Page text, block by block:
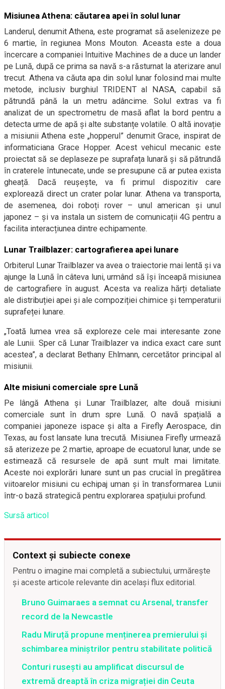
Misiunea Athena: căutarea apei în solul lunar
Landerul, denumit Athena, este programat să aselenizeze pe
6 martie, în regiunea Mons Mouton. Aceasta este a doua
încercare a companiei Intuitive Machines de a duce un lander
pe Lună, după ce prima sa navă s-a răsturnat la aterizare anul
trecut. Athena va căuta apa din solul lunar folosind mai multe
metode, inclusiv burghiul TRIDENT al NASA, capabil să
pătrundă până la un metru adâncime. Solul extras va fi
analizat de un spectrometru de masă aflat la bord pentru a
detecta urme de apă și alte substanțe volatile. O altă inovație
a misiunii Athena este „hopperul” denumit Grace, inspirat de
informaticiana Grace Hopper. Acest vehicul mecanic este
proiectat să se deplaseze pe suprafața lunară și să pătrundă
în craterele întunecate, unde se presupune că ar putea exista
gheață. Dacă reușește, va fi primul dispozitiv care
explorează direct un crater polar lunar. Athena va transporta,
de asemenea, doi roboți rover – unul american și unul
japonez – și va instala un sistem de comunicații 4G pentru a
facilita interacțiunea dintre echipamente.
Lunar Trailblazer: cartografierea apei lunare
Orbiterul Lunar Trailblazer va avea o traiectorie mai lentă și va
ajunge la Lună în câteva luni, urmând să își înceapă misiunea
de cartografiere în august. Acesta va realiza hărți detaliate
ale distribuției apei și ale compoziției chimice și temperaturii
suprafeței lunare.
„Toată lumea vrea să exploreze cele mai interesante zone
ale Lunii. Sper că Lunar Trailblazer va indica exact care sunt
acestea”, a declarat Bethany Ehlmann, cercetător principal al
misiunii.
Alte misiuni comerciale spre Lună
Pe lângă Athena și Lunar Trailblazer, alte două misiuni
comerciale sunt în drum spre Lună. O navă spațială a
companiei japoneze ispace și alta a Firefly Aerospace, din
Texas, au fost lansate luna trecută. Misiunea Firefly urmează
să aterizeze pe 2 martie, aproape de ecuatorul lunar, unde se
estimează că resursele de apă sunt mult mai limitate.
Aceste noi explorări lunare sunt un pas crucial în pregătirea
viitoarelor misiuni cu echipaj uman și în transformarea Lunii
într-o bază strategică pentru explorarea spațiului profund.
Sursă articol
Context și subiecte conexe
Pentru o imagine mai completă a subiectului, urmărește
și aceste articole relevante din același flux editorial.
Bruno Guimaraes a semnat cu Arsenal, transfer
record de la Newcastle
Radu Miruță propune menținerea premierului și
schimbarea miniștrilor pentru stabilitate politică
Conturi rusești au amplificat discursul de
extremă dreaptă în criza migrației din Ceuta